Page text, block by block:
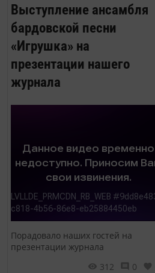
Выступление ансамбля
бардовской песни
«Игрушка» на
презентации нашего
журнала
Порадовало наших гостей на
презентации журнала
312
0